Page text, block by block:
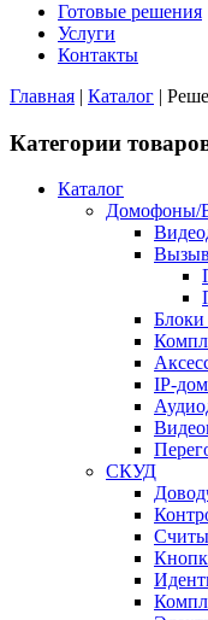
Готовые решения
Услуги
Контакты
Главная | Каталог |
Категории
Каталог
Домофоны/
Блоки
IP-
СКУД